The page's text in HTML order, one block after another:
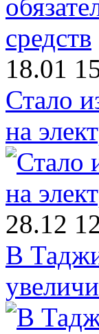
18.01
Стало
на
28.12
В